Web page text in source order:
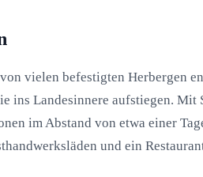
vielen befestigten Herbergen
ins Landesinnere aufstiegen.
im Abstand von etwa einer
und ein